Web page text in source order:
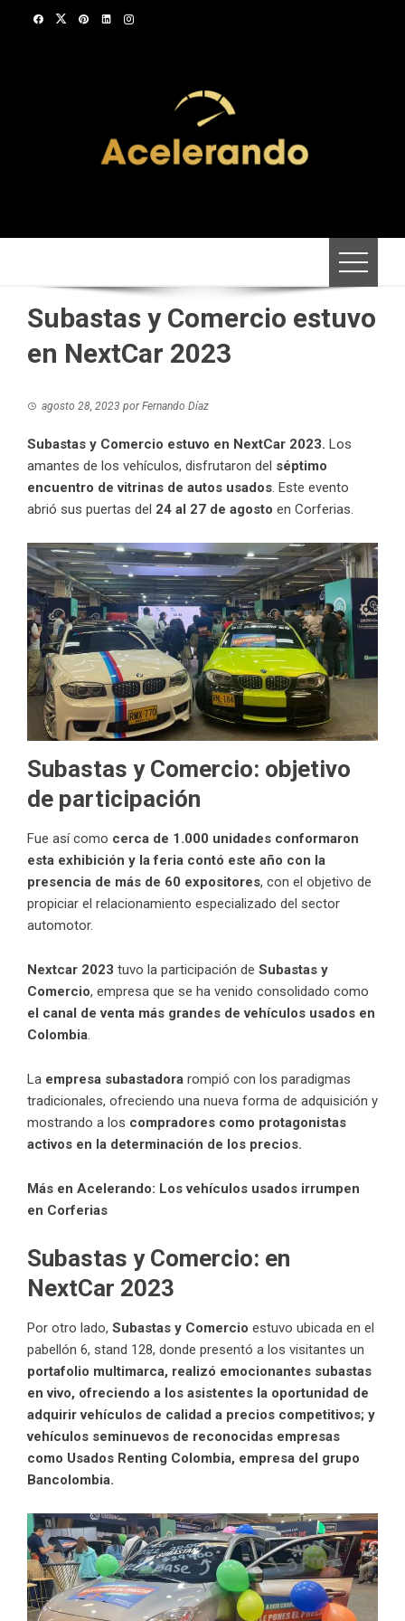
Subastas y Comercio estuvo
en NextCar 2023
agosto 28, 2023 porFernando Díaz
Subastas y Comercio estuvo en NextCar 2023. Los
amantes de los vehículos, disfrutaron del séptimo
encuentro de vitrinas de autos usados. Este evento
abrió sus puertas del 24 al 27 de agosto en Corferias.
Subastas y Comercio: objetivo
de participación
Fue así como cerca de 1.000 unidades conformaron
esta exhibición y la feria contó este año con la
presencia de más de 60 expositores, con el objetivo de
propiciar el relacionamiento especializado del sector
automotor.
Nextcar 2023 tuvo la participación de Subastas y
Comercio, empresa que se ha venido consolidado como
el canal de venta más grandes de vehículos usados en
Colombia
La empresa subastadora rompió con los paradigmas
tradicionales, ofreciendo una nueva forma de adquisición y
mostrando a los compradores como protagonistas
activos en la determinación de los precios.
Más en Acelerando: Los vehículos usados irrumpen
en Corferias
Subastas y Comercio: en
NextCar 2023
Por otro lado, Subastas y Comercio estuvo ubicada en el
pabellón 6, stand 128, donde presentó a los visitantes un
portafolio multimarca, realizó emocionantes subastas
en vivo, ofreciendo a los asistentes la oportunidad de
adquirir vehículos de calidad a precios competitivos; y
vehículos seminuevos de reconocidas empresas
como Usados Renting Colombia, empresa del grupo
Bancolombia.